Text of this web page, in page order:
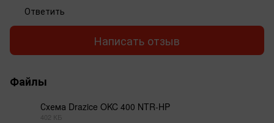
Ответить
Написать отзыв
Файлы
Схема Drazice OKC 400 NTR-HP
402 КБ